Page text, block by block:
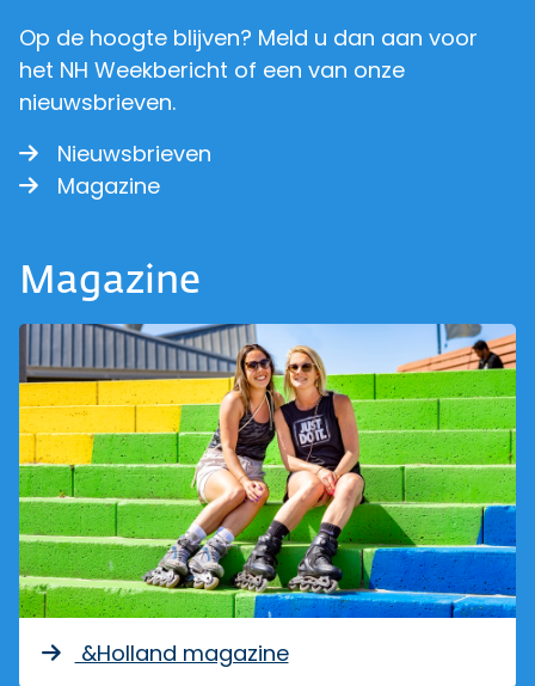
Op de hoogte blijven? Meld u dan aan voor
het NH Weekbericht of een van onze
nieuwsbrieven.
Nieuwsbrieven
Magazine
Magazine
&Holland magazine